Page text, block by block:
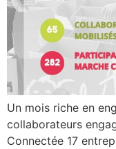
Un mois riche en
collaborateurs
Connectée 17